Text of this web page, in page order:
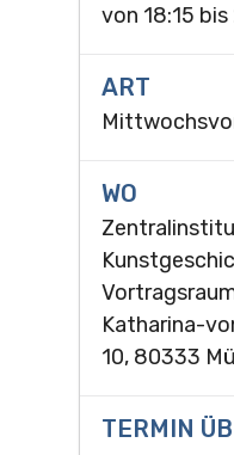
von 18:15 bis
ART
WO
Katharina-
10, 80333
TERMIN